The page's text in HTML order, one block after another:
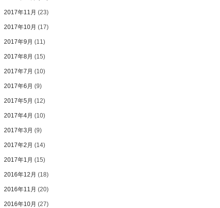
2017年11月 (23)
2017年10月 (17)
2017年9月 (11)
2017年8月 (15)
2017年7月 (10)
2017年6月 (9)
2017年5月 (12)
2017年4月 (10)
2017年3月 (9)
2017年2月 (14)
2017年1月 (15)
2016年12月 (18)
2016年11月 (20)
2016年10月 (27)